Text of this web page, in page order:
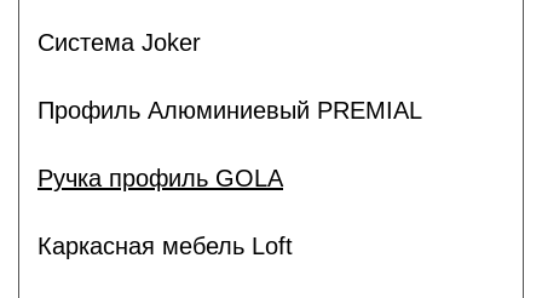
Система Joker
Профиль Алюминиевый PREMIAL
Ручка профиль GOLA
Каркасная мебель Loft